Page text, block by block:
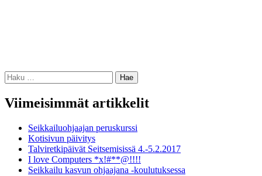
Haku:
Viimeisimmät artikkelit
Seikkailuohjaajan peruskurssi
Kotisivun päivitys
Talviretkipäivät Seitsemisissä 4.-5.2.2017
I love Computers *x!#**@!!!!
Seikkailu kasvun ohjaajana -koulutuksessa